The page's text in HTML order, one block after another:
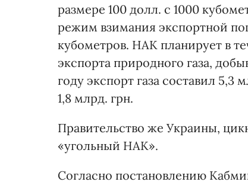
размере 100 долл. с 1000
режим взимания экспортной
кубометров. НАК планирует в
экспорта природного газа,
году экспорт газа составил
1,8 млрд. грн.
Правительство же Украины,
«угольный НАК».
Согласно постановлению